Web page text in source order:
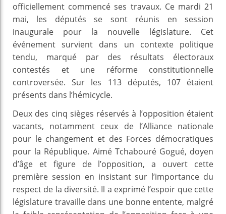
officiellement commencé ses travaux. Ce mardi 21
mai, les députés se sont réunis en session
inaugurale pour la nouvelle législature. Cet
événement survient dans un contexte politique
tendu, marqué par des résultats électoraux
contestés et une réforme constitutionnelle
controversée. Sur les 113 députés, 107 étaient
présents dans l’hémicycle.
Deux des cinq sièges réservés à l’opposition étaient
vacants, notamment ceux de l’Alliance nationale
pour le changement et des Forces démocratiques
pour la République. Aimé Tchabouré Gogué, doyen
d’âge et figure de l’opposition, a ouvert cette
première session en insistant sur l’importance du
respect de la diversité. Il a exprimé l’espoir que cette
législature travaille dans une bonne entente, malgré